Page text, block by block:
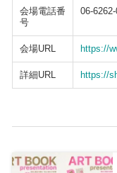
会場電話番
号
06-
会場URL https://
詳細URL https://